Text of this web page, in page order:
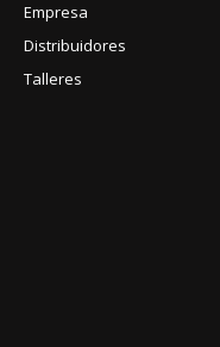
Empresa
Distribuidores
Talleres